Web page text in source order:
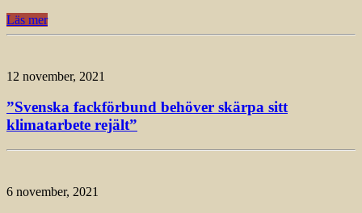
Läs mer
12 november, 2021
”Svenska fackförbund behöver skärpa sitt
klimatarbete rejält”
6 november, 2021